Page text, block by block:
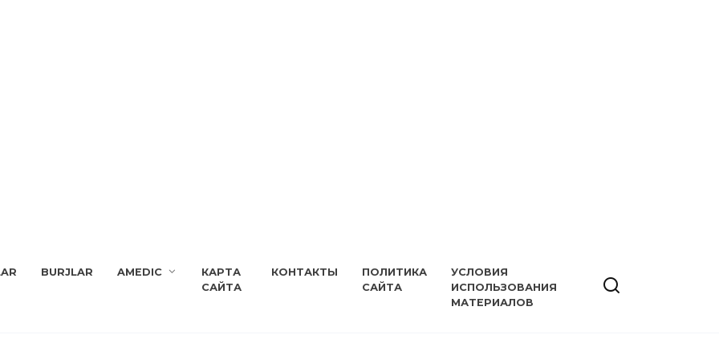
BURJLAR AMEDIC
КАРТА
САЙТА
КОНТАКТЫ
ПОЛИТИКА
САЙТА
УСЛОВИЯ
ИСПОЛЬЗОВАНИЯ
МАТЕРИАЛОВ